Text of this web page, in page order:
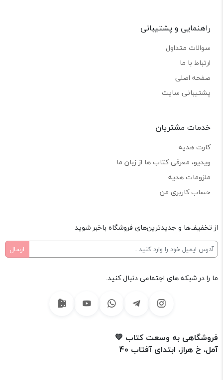
راهنمایی و پشتیبانی
سوالات متداول
ارتباط با ما
صفحه اصلی
پشتیبانی سایت
خدمات مشتریان
کارت هدیه
ویدیو، معرفی کتاب ها از زبان ما
ملزومات هدیه
حساب کاربری من
از تخفیف‌ها و جدیدترین‌های فروشگاه باخبر شوید
ما را در شبکه های اجتماعی دنبال کنید.
فروشگاهی به وسعت کتاب 💛
آمل، خ هراز، ابتدای آفتاب 40